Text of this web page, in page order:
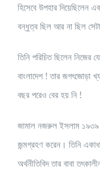
হিসেবে উপহার দিয়েছিলেন
বন্ধুত্ব ছিল আর না ছিল
তিনি পরিচিত ছিলেন নিজের
বাংলাদেশ ! তার জগৎজোড়া
বছর পরেও বের হয় নি !
জামাল নজরুল ইসলাম ১৯৩৯
জন্মগ্রহণ করেন। তিনি
অর্থনীতিবিদ তার বাবা